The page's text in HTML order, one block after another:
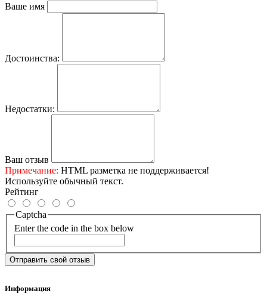
Ваше имя
Достоинства:
Недостатки:
Ваш отзыв
Примечание: HTML разметка не поддерживается!
Используйте обычный текст.
Рейтинг
Captcha
Enter the code in the box below
Отправить свой отзыв
Информация